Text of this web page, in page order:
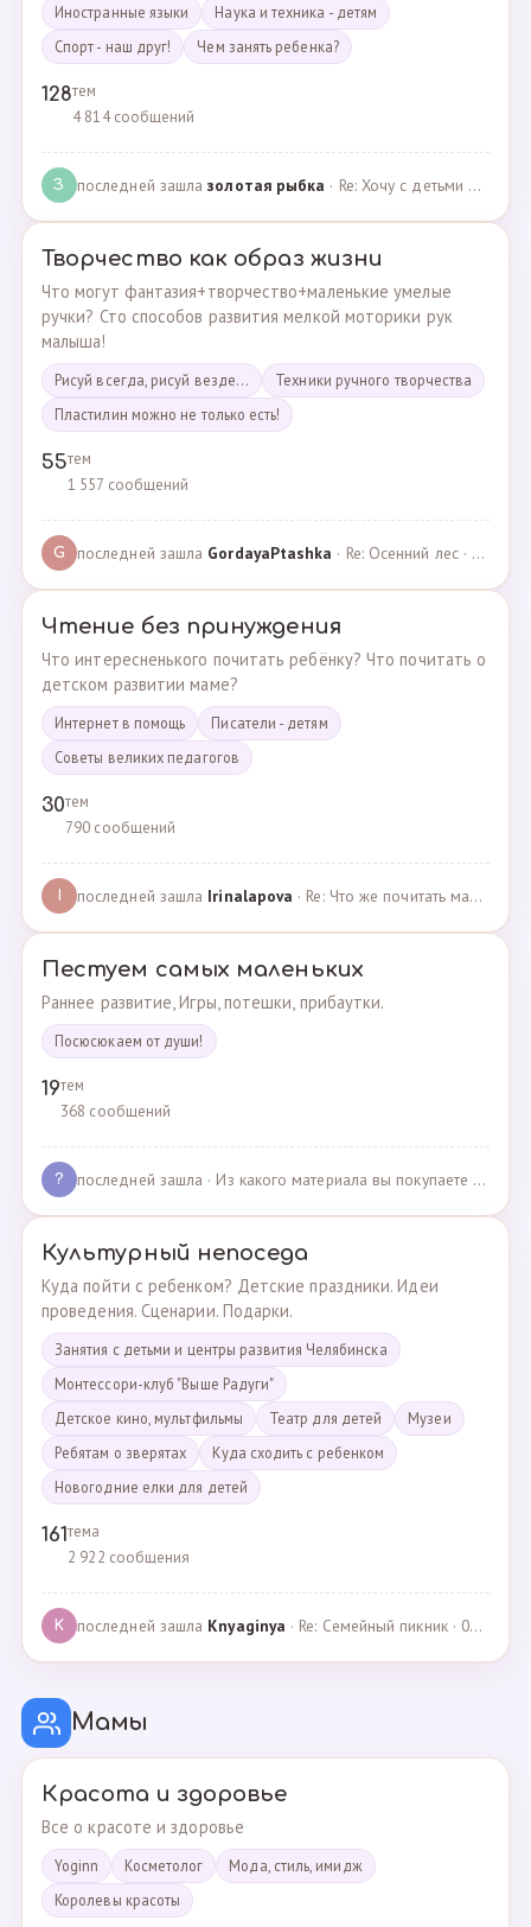
Иностранные языки
Наука и техника - детям
Спорт - наш друг!
Чем занять ребенка?
128тем
4 814 сообщений
З последней зашлазолотая рыбка · Re: Хочу с детьми поехать на следующей неделе в Сан… · 19.05.2024
Творчество как образ жизни
Что могут фантазия+творчество+маленькие умелые
ручки? Сто способов развития мелкой моторики рук
малыша!
Рисуй всегда, рисуй везде...
Техники ручного творчества
Пластилин можно не только есть!
55тем
1 557 сообщений
G последней зашла GordayaPtashka · Re: Осенний лес · 05.05.2022
Чтение без принуждения
Что интересненького почитать ребёнку? Что почитать о
детском развитии маме?
Интернет в помощь
Писатели - детям
Советы великих педагогов
30тем
790 сообщений
последней зашла Irinalapova · Re: Что же почитать маме о правильном воспитании ре? · 23.02.2025
Пестуем самых маленьких
Раннее развитие, Игры, потешки, прибаутки.
Посюсюкаем от души!
19тем
368 сообщений
? последней зашла · Из какого материала вы покупаете одежду для своих д… · 03.05.2025
Культурный непоседа
Куда пойти с ребенком? Детские праздники. Идеи
проведения. Сценарии. Подарки.
Занятия с детьми и центры развития Челябинска
Монтессори-клуб "Выше Радуги"
Детское кино, мультфильмы
Театр для детей
Музеи
Ребятам о зверятах
Куда сходить с ребенком
Новогодние елки для детей
161тема
2 922 сообщения
K последней зашла Knyaginya · Re: Семейный пикник · 07.05.2025
Мамы
Красота и здоровье
Все о красоте и здоровье
Yoginn Косметолог
Мода, стиль, имидж
Королевы красоты